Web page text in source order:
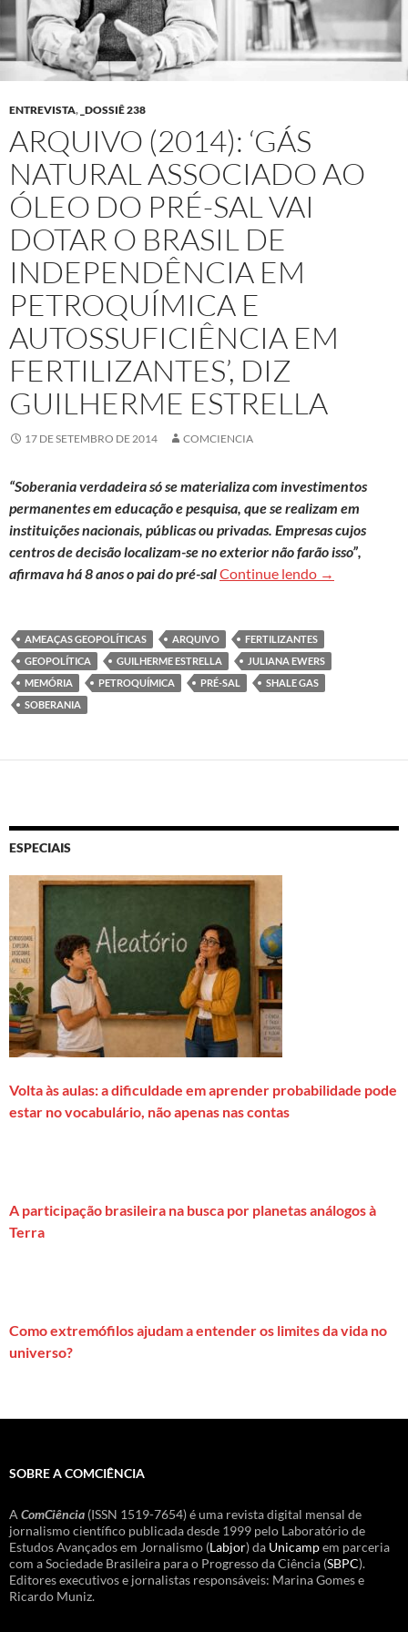
ENTREVISTA, _DOSSIÊ 238
ARQUIVO (2014): ‘GÁS
NATURAL ASSOCIADO AO
ÓLEO DO PRÉ-SAL VAI
DOTAR O BRASIL DE
INDEPENDÊNCIA EM
PETROQUÍMICA E
AUTOSSUFICIÊNCIA EM
FERTILIZANTES’, DIZ
GUILHERME ESTRELLA
17 DE SETEMBRO DE 2014 COMCIENCIA
“Soberania verdadeira só se materializa com investimentos
permanentes em educação e pesquisa, que se realizam em
instituições nacionais, públicas ou privadas. Empresas cujos
centros de decisão localizam-se no exterior não farão isso”,
afirmava há 8 anos o pai do pré-salContinue lendo ARQUIVO
→
AMEAÇAS GEOPOLÍTICAS ARQUIVO
FERTILIZANTES
GEOPOLÍTICA
GUILHERME ESTRELLA
JULIANA EWERS
MEMÓRIA
PETROQUÍMICA PRÉ-SAL
SHALE GAS
SOBERANIA
ESPECIAIS
Volta às aulas: a dificuldade em aprender probabilidade pode
estar no vocabulário, não apenas nas contas
A participação brasileira na busca por planetas análogos à
Terra
Como extremófilos ajudam a entender os limites da vida no
universo?
SOBRE A COMCIÊNCIA
A ComCiência (ISSN 1519-7654) é uma revista digital mensal de
jornalismo científico publicada desde 1999 pelo Laboratório de
Estudos Avançados em Jornalismo (Labjor) da Unicampem parceria
com a Sociedade Brasileira para o Progresso da Ciência (SBPC).
Editores executivos e jornalistas responsáveis: Marina Gomes e
Ricardo Muniz.